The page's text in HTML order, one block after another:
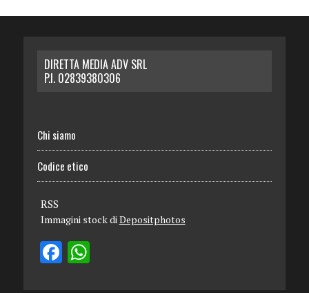
DIRETTA MEDIA ADV SRL
P.I. 02839380306
Chi siamo
Codice etico
RSS
Immagini stock diDepositphotos